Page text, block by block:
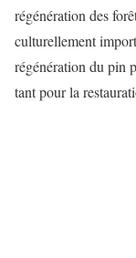
régénération des
culturellement
régénération du pin
tant pour la